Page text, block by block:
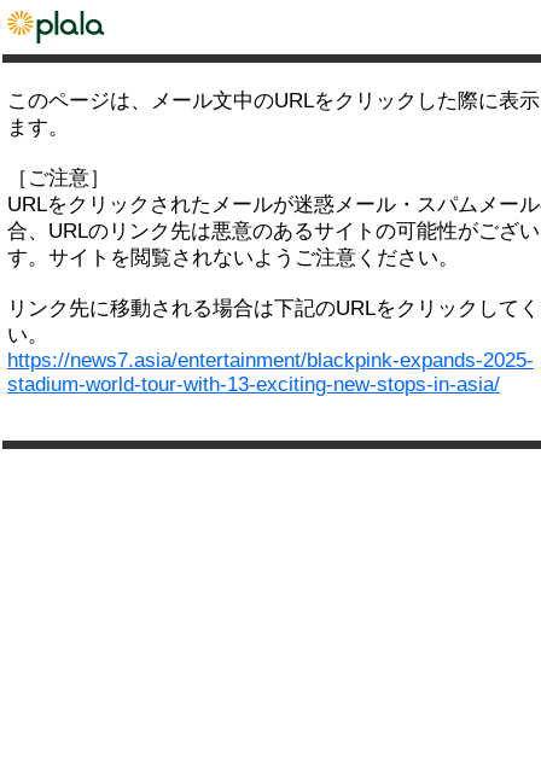
このページは、メール文中のURLをクリックした際に表
ます。
［ご注意］
URLをクリックされたメールが迷惑メール・スパムメー
合、URLのリンク先は悪意のあるサイトの可能性がござ
す。サイトを閲覧されないようご注意ください。
リンク先に移動される場合は下記のURLをクリックして
い。
https://news7.asia/entertainment/blackpink-expands-2025-
stadium-world-tour-with-13-exciting-new-stops-in-asia/